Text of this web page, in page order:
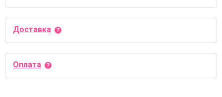
Доставка
Оплата